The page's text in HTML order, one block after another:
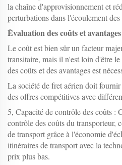
la chaîne d'approvisionnement et
perturbations dans l'écoulement des
Évaluation des coûts et
Le coût est bien sûr un facteur
transitaire, mais il n'est loin d'être
des coûts et des avantages est
La société de fret aérien doit
des offres compétitives avec
5, Capacité de contrôle des coûts :
contrôle des coûts du transporteur,
de transport grâce à l'économie
itinéraires de transport avec la
prix plus bas.